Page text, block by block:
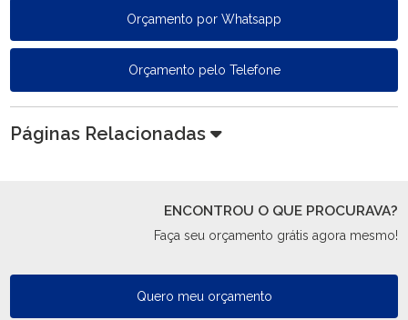
Orçamento por Whatsapp
Orçamento pelo Telefone
Páginas Relacionadas
ENCONTROU O QUE PROCURAVA?
Faça seu orçamento grátis agora mesmo!
Quero meu orçamento